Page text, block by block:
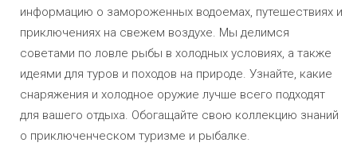
информацию о замороженных водоемах, путешествиях и
приключениях на свежем воздухе. Мы делимся
советами по ловле рыбы в холодных условиях, а также
идеями для туров и походов на природе. Узнайте, какие
снаряжения и холодное оружие лучше всего подходят
для вашего отдыха. Обогащайте свою коллекцию знаний
о приключенческом туризме и рыбалке.